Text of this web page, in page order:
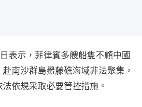
表示，菲律賓多艘船隻不顧中國
南沙群島鱟藤礁海域非法聚集，
依規采取必要管控措施。